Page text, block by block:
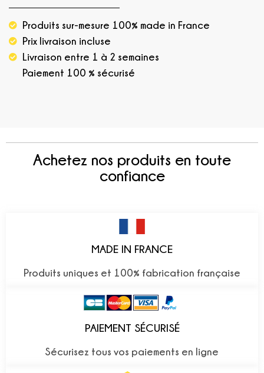
Produits sur-mesure 100% made in France
Prix livraison incluse
Livraison entre 1 à 2 semaines
Paiement 100 % sécurisé
Achetez nos produits en toute
confiance
MADE IN FRANCE
Produits uniques et 100% fabrication française
PAIEMENT SÉCURISÉ
Sécurisez tous vos paiements en ligne